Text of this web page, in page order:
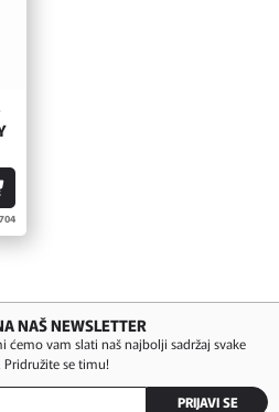
NAŠ NEWSLETTER
ćemo vam slati naš najbolji sadržaj svake
Pridružite se timu!
PRIJAVI SE